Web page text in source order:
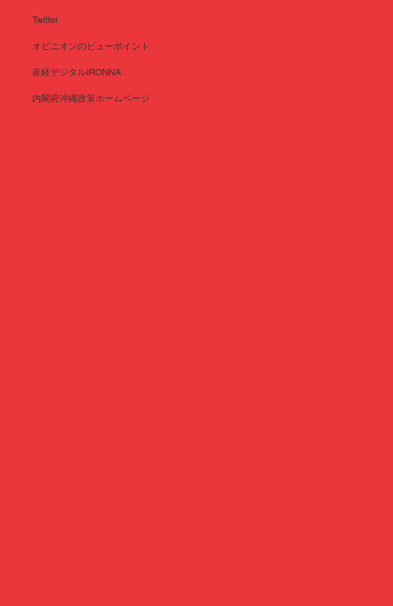
Twitter
オピニオンのビューポイント
産経デジタルiRONNA
内閣府沖縄政策ホームページ